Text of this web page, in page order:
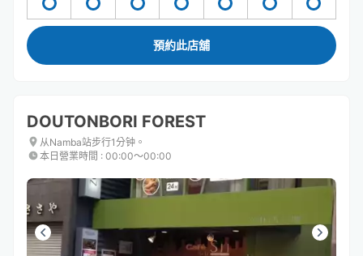
預約此店舖
DOUTONBORI FOREST
从Namba站步行1分钟。
本日營業時間 : 00:00〜00:00